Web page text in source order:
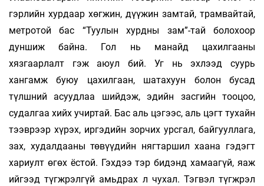
гэрлийн хурдаар хөгжин, дүүжин замтай, трамвайтай,
метротой бас “Туулын хурдны зам”-тай болохоор
дуншиж байна. Гол нь манайд цахилгааны
хязгаарлалт гэж аюул бий. Уг нь эхлээд суурь
хангамж буюу цахилгаан, шатахуун болон бусад
түлшний асуудлаа шийдэж, эдийн засгийн тооцоо,
судалгаа хийх учиртай. Бас аль цэгээс, аль цэгт тухайн
тээврээр хүрэх, иргэдийн зорчих урсгал, байгууллага,
зах, худалдааны төвүүдийн нягтаршил хаана гэдэгт
хариулт өгөх ёстой. Гэхдээ тэр бидэнд хамаагүй, яаж
ийгээд түгжрэлгүй амьдрах л чухал. Тэгвэл түгжрэл